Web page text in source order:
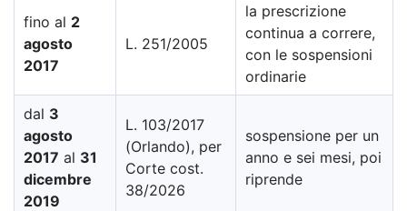
fino al 2
agosto
2017
L. 251/2005
la prescrizione
continua a correre,
con le sospensioni
ordinarie
dal 3
agosto
2017 al 31
dicembre
2019
L. 103/2017
(Orlando), per
Corte cost.
38/2026
sospensione per un
anno e sei mesi, poi
riprende